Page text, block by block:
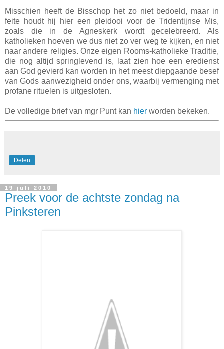
Misschien heeft de Bisschop het zo niet bedoeld, maar in
feite houdt hij hier een pleidooi voor de Tridentijnse Mis,
zoals die in de Agneskerk wordt gecelebreerd. Als
katholieken hoeven we dus niet zo ver weg te kijken, en niet
naar andere religies. Onze eigen Rooms-katholieke Traditie,
die nog altijd springlevend is, laat zien hoe een eredienst
aan God gevierd kan worden in het meest diepgaande besef
van Gods aanwezigheid onder ons, waarbij vermenging met
profane rituelen is uitgesloten.
De volledige brief van mgr Punt kan hier worden bekeken.
Delen
19 juli 2010
Preek voor de achtste zondag na
Pinksteren